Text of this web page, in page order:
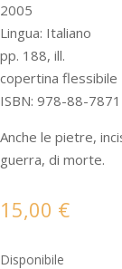
2005
Lingua: Italiano
pp. 188, ill.
copertina flessibile
ISBN: 978-88-
Anche le pietre,
guerra, di morte.
15,00 €
Disponibile